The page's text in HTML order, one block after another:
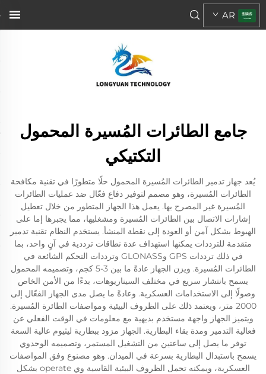
AR
جامع الطائرات المُسيرة المحمول
التكتيكي
يُعد جهاز تدمير الطائرات المُسيرة المحمول حلًا متطورًا في تقنية مكافحة
الطائرات المُسيرة، وهو مصمم لتوفير دفاع فعّال ضد عمليات الطائرات
المُسيرة غير المصرح بها. يعمل هذا الجهاز المتطور من خلال تعطيل
إشارات الاتصال بين الطائرات المُسيرة ومشغليها، مما يجبرها إما على
الهبوط بشكل آمن أو العودة إلى نقطة المنشأ. يستخدم النظام تقنية تدمير
متقدمة للترددات يمكنها استهداف عدة نطاقات ترددية في آنٍ واحد، بما
في ذلك ترددات GPS وGLONASS وترددات التحكم الشائعة في
الطائرات المُسيرة. ويزن الجهاز عادةً ما بين 3-5 كجم، وتصميمه المحمول
يسمح بانتشار سريع في مختلف السيناريوهات، بدءًا من الأمن الخاص
وصولًا إلى الاستخدامات العسكرية. وعادةً ما يصل مدى الجهاز الفعّال إلى
2000 متر، ويعتمد ذلك على الظروف البيئية ومواصفات الطائرة المُسيرة.
ويتميز الجهاز واجهة مستخدم بديهية مع معلومات في الوقت الفعلي عن
فعالية التدمير ومدة بقاء البطارية. الجهاز مزود ببطارية ليثيوم عالية السعة
توفر ما يصل إلى ساعتين من التشغيل المستمر، وتصميمه الوحدوي
يسمح باستبدال البطارية بسرعة في الميدان. وهو مصنوع وفق المواصفات
العسكرية، ويمكنه تحمل الظروف البيئية القاسية وي operate بشكل